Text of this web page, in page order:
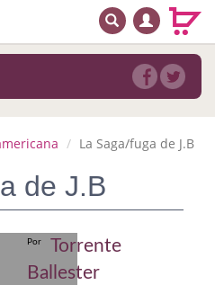
BUSCAR
La Saga/fuga de J.B
de J.B
Por
Torrente
Ballester